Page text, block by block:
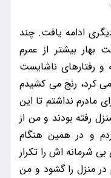
ادامه یافت. چند
بیشتر از عمرم
و رفتارهای ناشایست
می کرد، رنج می کشیدم
مادرم نداشتم تا این
رفته بودند و من از
و در همین هنگام
بی شرمانه اش را تکرار
در منزل را گشود و من